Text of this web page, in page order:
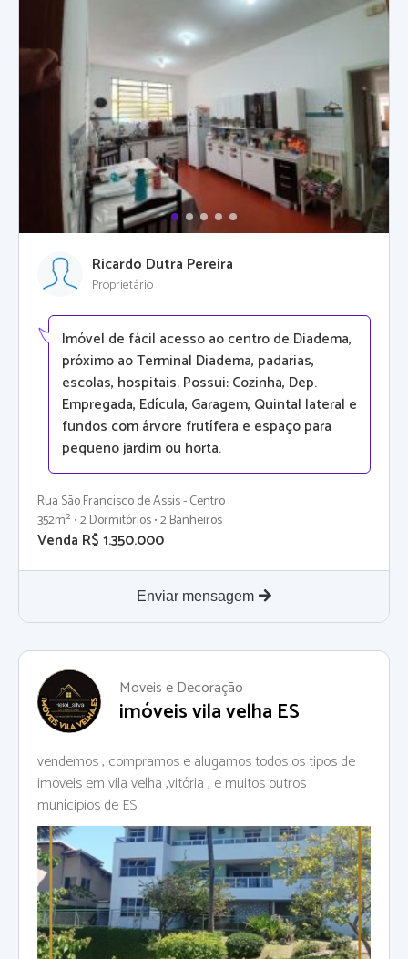
Ricardo Dutra Pereira
Proprietário
Imóvel de fácil acesso ao centro de Diadema,
próximo ao Terminal Diadema, padarias,
escolas, hospitais. Possui: Cozinha, Dep.
Empregada, Edícula, Garagem, Quintal lateral e
fundos com árvore frutífera e espaço para
pequeno jardim ou horta.
Rua São Francisco de Assis - Centro
352m² • 2 Dormitórios • 2 Banheiros
Venda R$ 1.350.000
Enviar mensagem
Moveis e Decoração
imóveis vila velha ES
vendemos , compramos e alugamos todos os tipos de
imóveis em vila velha ,vitória , e muitos outros
munícipios de ES